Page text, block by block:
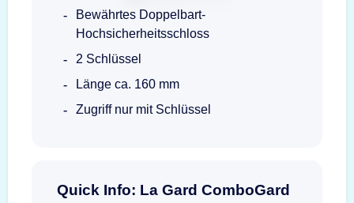
Bewährtes Doppelbart-
Hochsicherheitsschloss
2 Schlüssel
Länge ca. 160 mm
Zugriff nur mit Schlüssel
Quick Info: La Gard ComboGard